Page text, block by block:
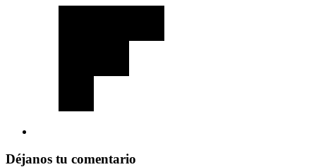
Déjanos tu comentario